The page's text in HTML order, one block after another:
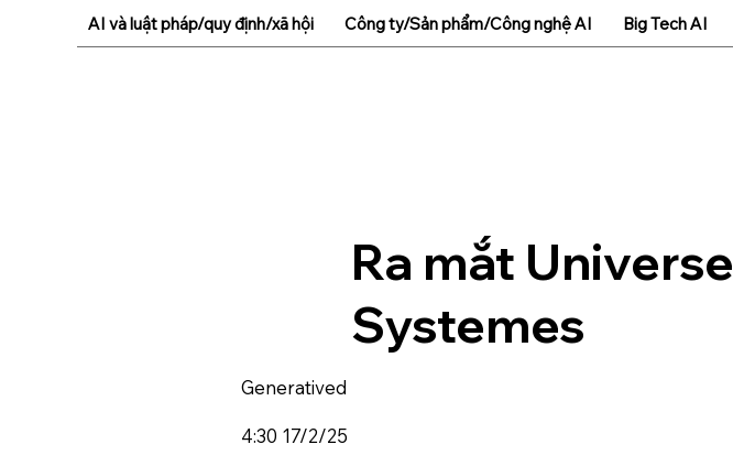
Ra mắt
Systemes
Generatived
4:30 17/2/25
AI và luật pháp/quy định/xã hội Công ty/Sản phẩm/Công nghệ AI Big Tech AI